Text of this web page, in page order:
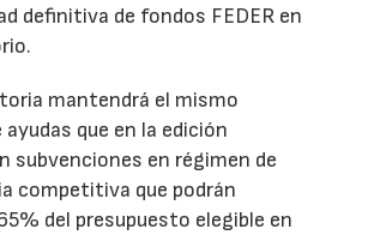
definitiva de fondos FEDER en
mantendrá el mismo
ayudas que en la edición
subvenciones en régimen de
competitiva que podrán
del presupuesto elegible en